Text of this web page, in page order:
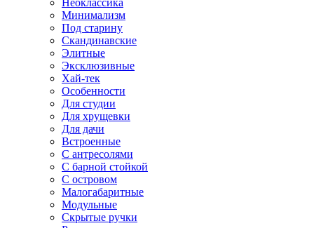
Неоклассика
Минимализм
Под старину
Скандинавские
Элитные
Эксклюзивные
Хай-тек
Особенности
Для студии
Для хрущевки
Для дачи
Встроенные
С антресолями
С барной стойкой
С островом
Малогабаритные
Модульные
Скрытые ручки